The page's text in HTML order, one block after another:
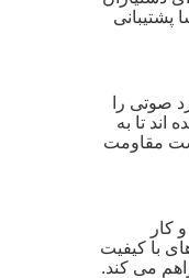
صوتی را
تا به
مقاومت
با کیفیت
می کند.